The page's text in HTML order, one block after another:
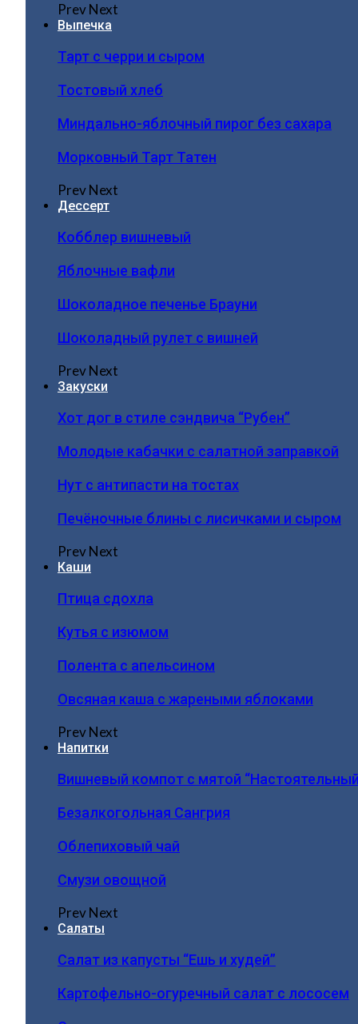
PrevNext
Выпечка
Тарт с черри и сыром
Тостовый хлеб
Миндально-яблочный пирог без сахара
Морковный Тарт Татен
PrevNext
Дессерт
Кобблер вишневый
Яблочные вафли
Шоколадное печенье Брауни
Шоколадный рулет с вишней
PrevNext
Закуски
Хот дог в стиле сэндвича “Рубен”
Молодые кабачки с салатной заправкой
Нут с антипасти на тостах
Печёночные блины с лисичками и сыром
PrevNext
Каши
Птица сдохла
Кутья с изюмом
Полента с апельсином
Овсяная каша с жареными яблоками
PrevNext
Напитки
Вишневый компот с мятой
Безалкогольная Сангрия
Облепиховый чай
Смузи овощной
PrevNext
Салаты
Салат из капусты “Ешь и худей”
Картофельно-огуречный салат с лососем